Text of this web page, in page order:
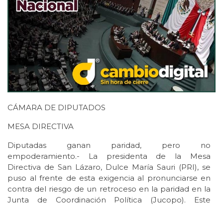
CÁMARA DE DIPUTADOS
MESA DIRECTIVA
Diputadas ganan paridad, pero no
empoderamiento.- La presidenta de la Mesa
Directiva de San Lázaro, Dulce María Sauri (PRI), se
puso al frente de esta exigencia al pronunciarse en
contra del riesgo de un retroceso en la paridad en la
Junta de Coordinación Política (Jucopo). Este